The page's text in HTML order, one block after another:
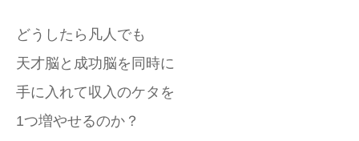
どうしたら凡人でも
天才脳と成功脳を同時に
手に入れて収入のケタを
1つ増やせるのか？